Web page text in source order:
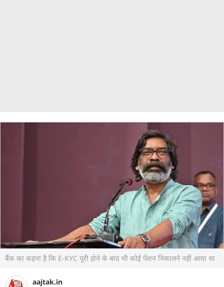
बैंक का कहना है कि E-KYC पूरी होने के बाद भी कोई पेंशन निकालने नहीं आया था
aajtak.in